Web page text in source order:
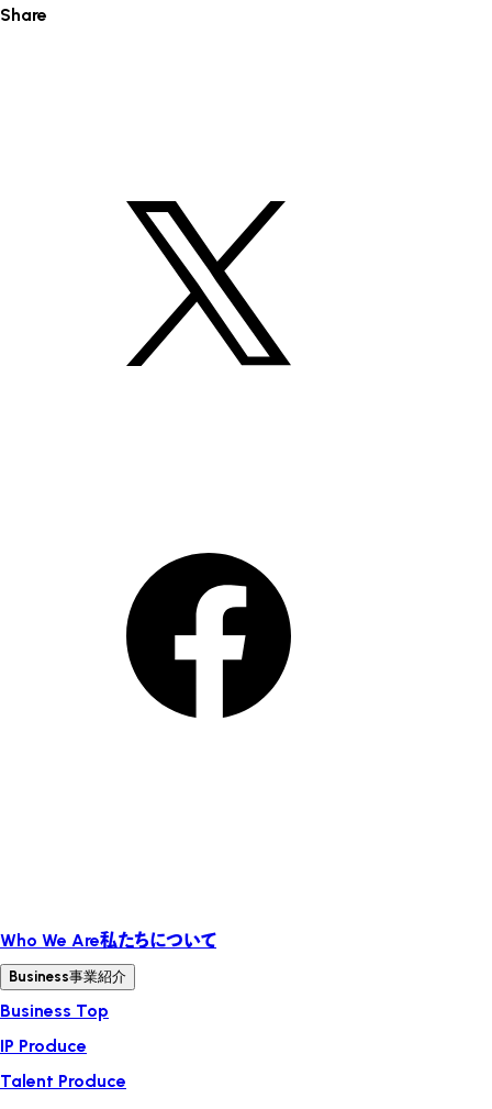
Share
Who We Are私たちについて
Business事業紹介
Business Top
IP Produce
Talent Produce